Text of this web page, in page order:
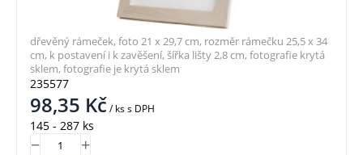
235577
98,35 Kč/ kss DPH
145 - 287 ks
dřevěný rámeček, foto 21 x 29,7 cm, rozměr rámečku 25,5 x 34
cm, k postavení i k zavěšení, šířka lišty 2,8 cm, fotografie krytá
sklem, fotografie je krytá sklem